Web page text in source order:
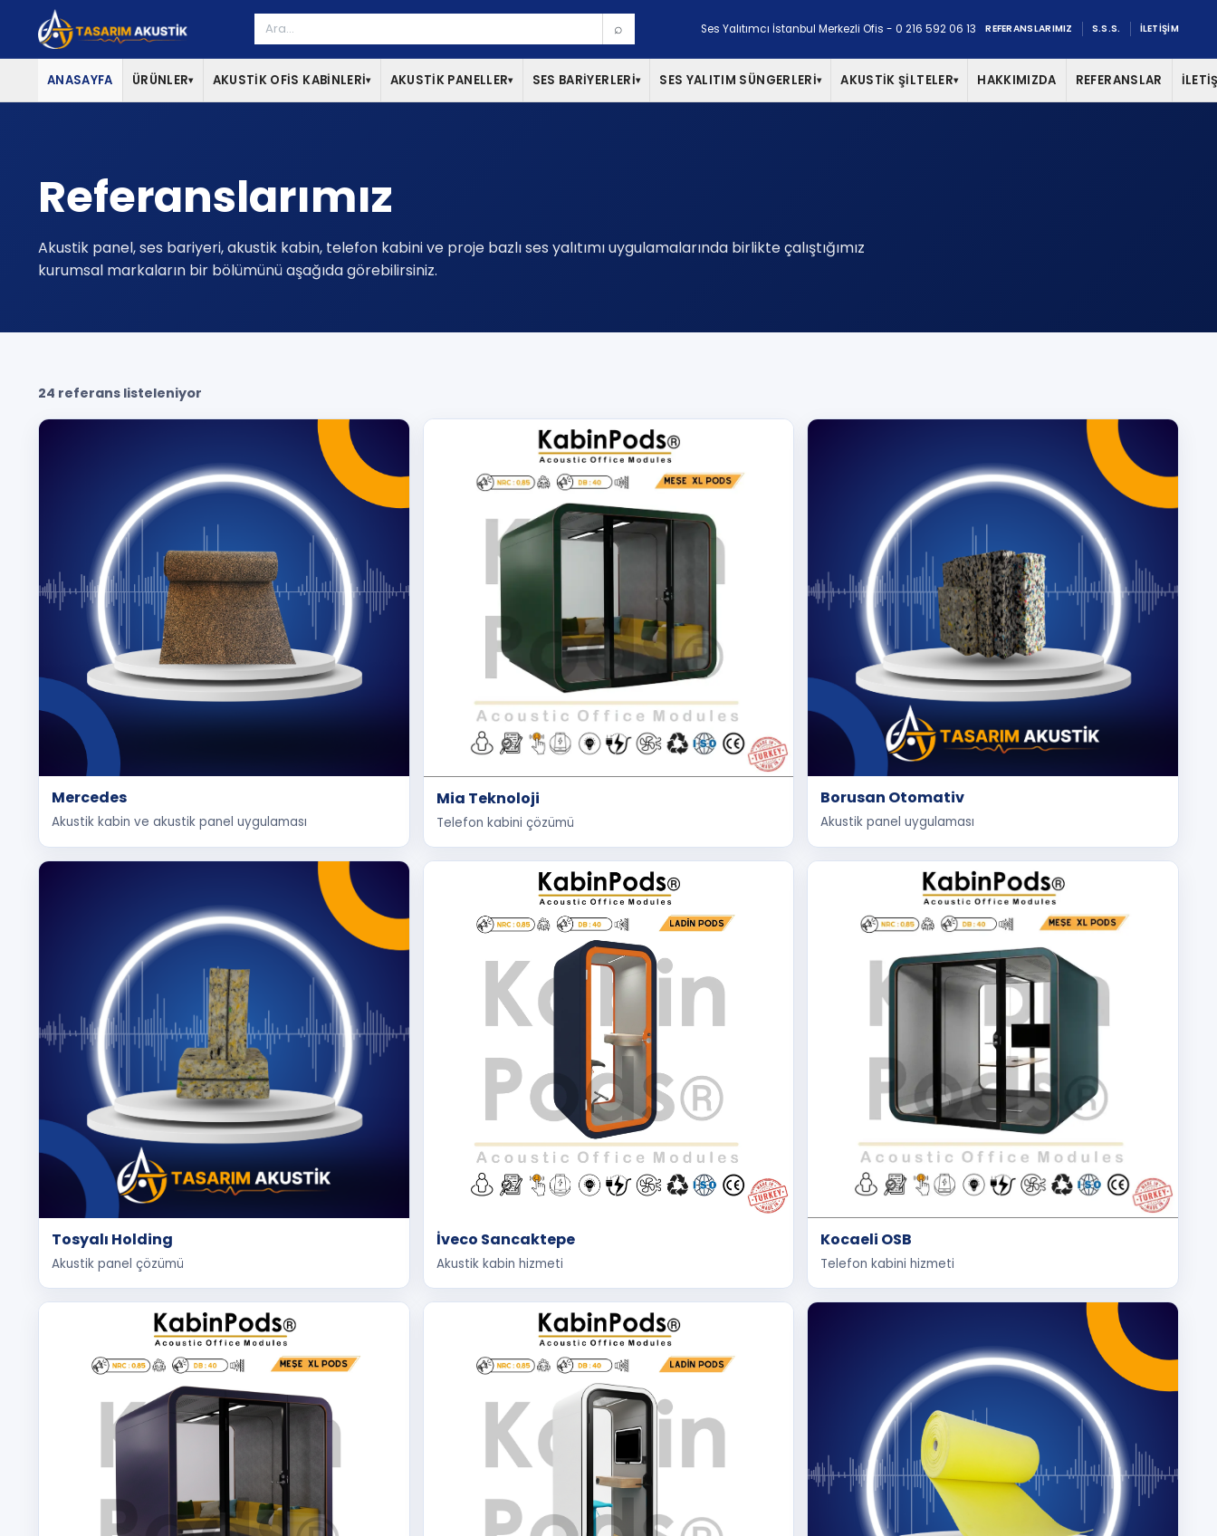
⌕ Ses Yalıtımcı İstanbul Merkezli Ofis - 0 216 592 06 13 REFERANSLARIMIZ S.S.S. İLETİŞİM
ANASAYFA ÜRÜNLER▾ AKUSTİK OFİS KABİNLERİ▾ AKUSTİK PANELLER▾ SES BARİYERLERİ▾ SES YALITIM SÜNGERLERİ▾ AKUSTİK ŞİLTELER▾ HAKKIMIZDA REFERANSLAR
Referanslarımız
Akustik panel, ses bariyeri, akustik kabin, telefon kabini ve proje bazlı ses yalıtımı uygulamalarında birlikte çalıştığımız
kurumsal markaların bir bölümünü aşağıda görebilirsiniz.
24 referans listeleniyor
Mercedes
Akustik kabin ve akustik panel uygulaması
Mia Teknoloji
Telefon kabini çözümü
Borusan Otomativ
Akustik panel uygulaması
Tosyalı Holding
Akustik panel çözümü
İveco Sancaktepe
Akustik kabin hizmeti
Kocaeli OSB
Telefon kabini hizmeti